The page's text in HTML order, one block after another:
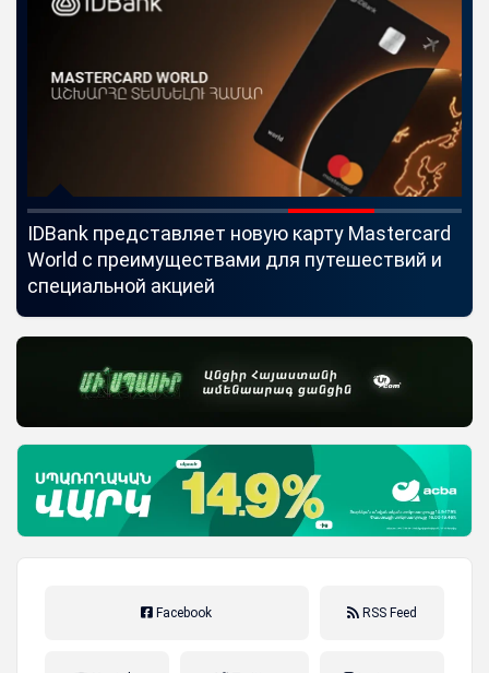
IDBank представляет новую карту Mastercard
World с преимуществами для путешествий и
специальной акцией
Facebook RSS Feed